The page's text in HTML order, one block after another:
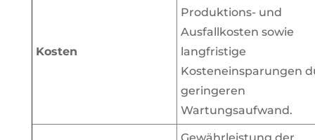
Kosten
Produktions- und
Ausfallkosten sowie
langfristige
Kosteneinsparungen
geringeren
Wartungsaufwand.
Gewährleistung der